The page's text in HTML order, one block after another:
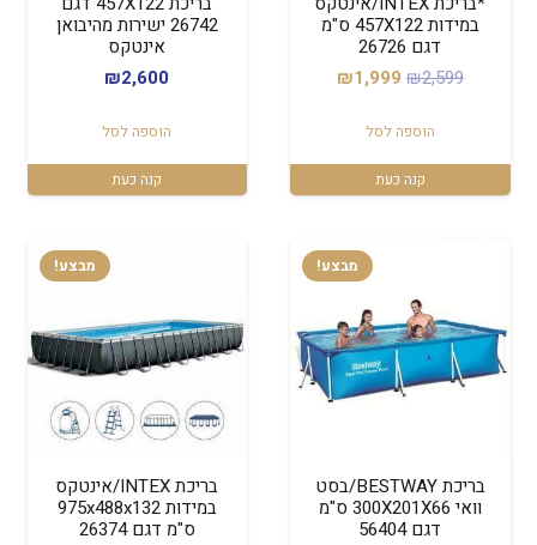
במידות 457X122 ס"מ
דגם 26726
₪2,599
המחיר
היה:
₪2,599.
₪1,999
₪1,999.
הוספה לסל
קנה כעת
26742 ישירות מהיבואן
אינטקס
₪2,600
הוספה לסל
קנה כעת
מבצע!
בריכת BESTWAY/בסט
וואי 300X201X66 ס"מ
דגם 56404
מבצע!
בריכת INTEX/אינטקס
במידות 975x488x132
ס"מ דגם 26374